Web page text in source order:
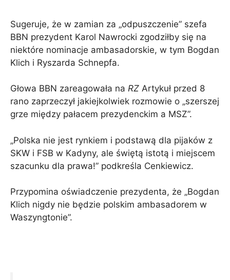
Sugeruje, że w zamian za „odpuszczenie” szefa
BBN prezydent Karol Nawrocki zgodziłby się na
niektóre nominacje ambasadorskie, w tym Bogdan
Klich i Ryszarda Schnepfa.
Głowa BBN zareagowała na RZ Artykuł przed 8
rano zaprzeczył jakiejkolwiek rozmowie o „szerszej
grze między pałacem prezydenckim a MSZ”.
„Polska nie jest rynkiem i podstawą dla pijaków z
SKW i FSB w Kadyny, ale świętą istotą i miejscem
szacunku dla prawa!” podkreśla Cenkiewicz.
Przypomina oświadczenie prezydenta, że ​​„Bogdan
Klich nigdy nie będzie polskim ambasadorem w
Waszyngtonie”.